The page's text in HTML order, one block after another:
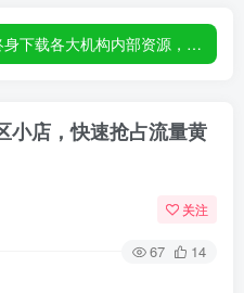
根创业基地，最新最强网赚教程大全，小投入，大回报！
小店，快速抢占流量黄
关注
67 14